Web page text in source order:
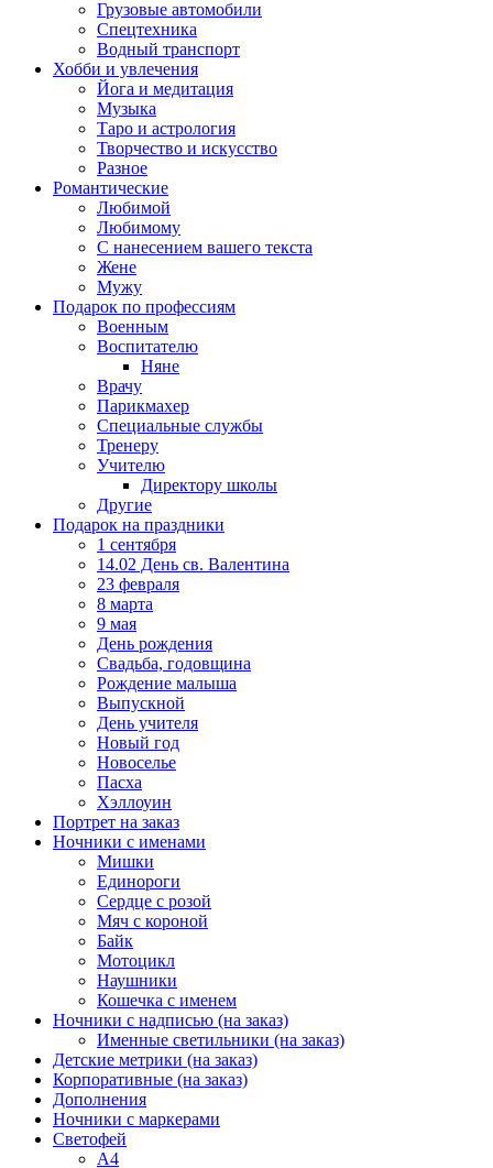
Грузовые автомобили
Спецтехника
Водный транспорт
Хобби и увлечения
Йога и медитация
Музыка
Таро и астрология
Творчество и искусство
Разное
Романтические
Любимой
Любимому
С нанесением вашего текста
Жене
Мужу
Подарок по профессиям
Военным
Воспитателю
Няне
Врачу
Парикмахер
Специальные службы
Тренеру
Учителю
Директору школы
Другие
Подарок на праздники
1 сентября
14.02 День св. Валентина
23 февраля
8 марта
9 мая
День рождения
Свадьба, годовщина
Рождение малыша
Выпускной
День учителя
Новый год
Новоселье
Пасха
Хэллоуин
Портрет на заказ
Ночники с именами
Мишки
Единороги
Сердце с розой
Мяч с короной
Байк
Мотоцикл
Наушники
Кошечка с именем
Ночники с надписью (на заказ)
Именные светильники (на заказ)
Детские метрики (на заказ)
Корпоративные (на заказ)
Дополнения
Ночники с маркерами
Светофей
А4